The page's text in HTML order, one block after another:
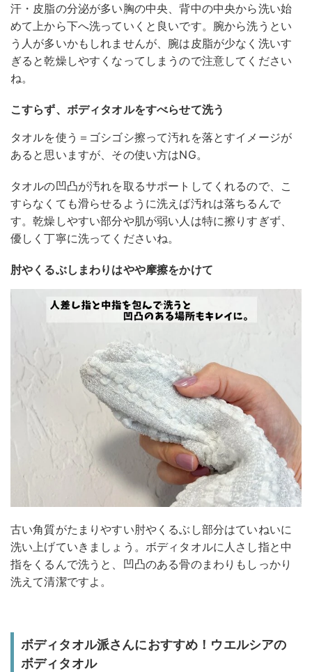
汗・皮脂の分泌が多い胸の中央、背中の中央から洗い始
めて上から下へ洗っていくと良いです。腕から洗うとい
う人が多いかもしれませんが、腕は皮脂が少なく洗いす
ぎると乾燥しやすくなってしまうので注意してください
ね。
こすらず、ボディタオルをすべらせて洗う
タオルを使う＝ゴシゴシ擦って汚れを落とすイメージが
あると思いますが、その使い方はNG。
タオルの凹凸が汚れを取るサポートしてくれるので、こ
すらなくても滑らせるように洗えば汚れは落ちるんで
す。乾燥しやすい部分や肌が弱い人は特に擦りすぎず、
優しく丁寧に洗ってくださいね。
肘やくるぶしまわりはやや摩擦をかけて
古い角質がたまりやすい肘やくるぶし部分はていねいに
洗い上げていきましょう。ボディタオルに人さし指と中
指をくるんで洗うと、凹凸のある骨のまわりもしっかり
洗えて清潔ですよ。
ボディタオル派さんにおすすめ！ウエルシアの
ボディタオル